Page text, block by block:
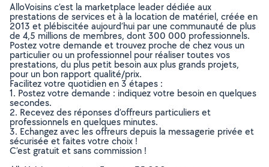
AlloVoisins c’est la marketplace leader dédiée aux
prestations de services et à la location de matériel, créée en
2013 et plébiscitée aujourd’hui par une communauté de plus
de 4,5 millions de membres, dont 300 000 professionnels.
Postez votre demande et trouvez proche de chez vous un
particulier ou un professionnel pour réaliser toutes vos
prestations, du plus petit besoin aux plus grands projets,
pour un bon rapport qualité/prix.
Facilitez votre quotidien en 3 étapes :
1. Postez votre demande : indiquez votre besoin en quelques
secondes.
2. Recevez des réponses d’offreurs particuliers et
professionnels en quelques minutes.
3. Echangez avec les offreurs depuis la messagerie privée et
sécurisée et faites votre choix !
C’est gratuit et sans commission !